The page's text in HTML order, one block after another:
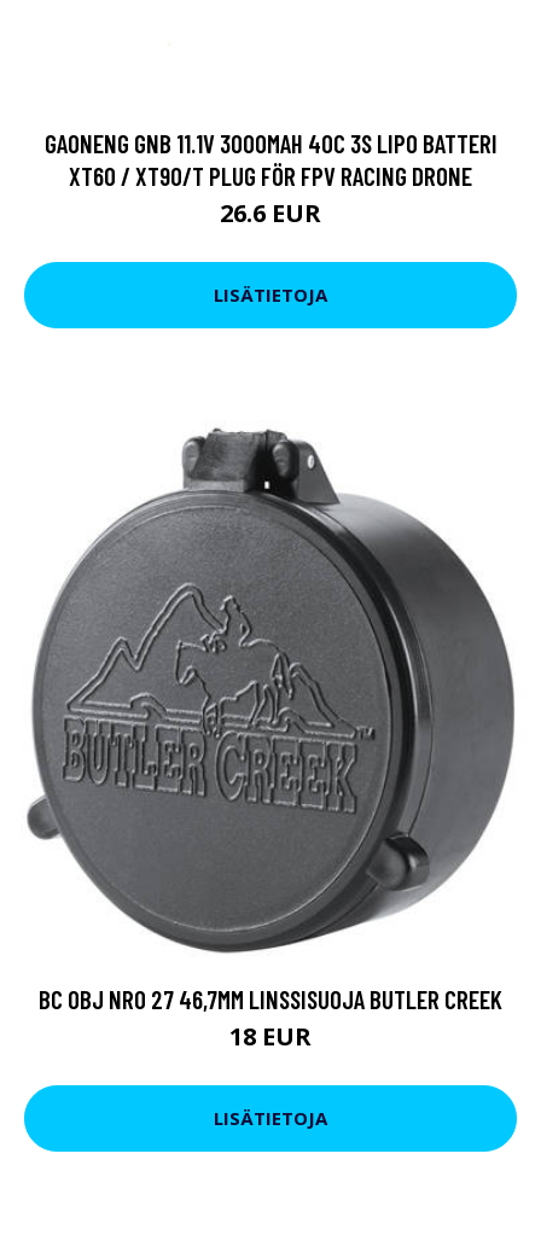
GAONENG GNB 11.1V 3000MAH 40C 3S LIPO BATTERI
XT60 / XT90/T PLUG FÖR FPV RACING DRONE
26.6 EUR
LISÄTIETOJA
BC OBJ NRO 27 46,7MM LINSSISUOJA BUTLER CREEK
18 EUR
LISÄTIETOJA